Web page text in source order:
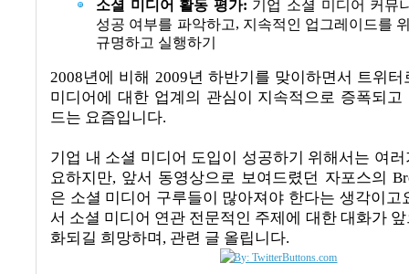
소셜 미디어 활동 평가: 기업 소셜 미디어 커뮤
성공 여부를 파악하고, 지속적인 업그레이드를
규명하고 실행하기
2008년에 비해 2009년 하반기를 맞이하면서 트위
미디어에 대한 업계의 관심이 지속적으로 증폭되고
드는 요즘입니다.
기업 내 소셜 미디어 도입이 성공하기 위해서는 여
요하지만, 앞서 동영상으로 보여드렸던 자포스의
은 소셜 미디어 구루들이 많아져야 한다는 생각이고
서 소셜 미디어 연관 전문적인 주제에 대한 대화가
화되길 희망하며 , 관련 글 올립니다.